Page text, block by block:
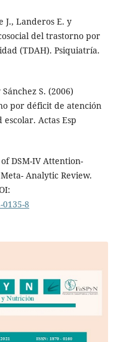
J., Landeros E. y
del trastorno por
(TDAH). Psiquiatría.
S. (2006)
por déficit de atención
Actas Esp
DSM-IV Attention-
Analytic Review.
8